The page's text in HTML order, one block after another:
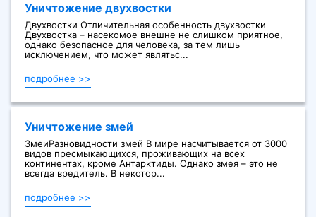
Уничтожение двухвостки
Двухвостки Отличительная особенность двухвостки
Двухвостка – насекомое внешне не слишком приятное,
однако безопасное для человека, за тем лишь
исключением, что может являтьс...
подробнее >>
Уничтожение змей
ЗмеиРазновидности змей В мире насчитывается от 3000
видов пресмыкающихся, проживающих на всех
континентах, кроме Антарктиды. Однако змея – это не
всегда вредитель. В некотор...
подробнее >>